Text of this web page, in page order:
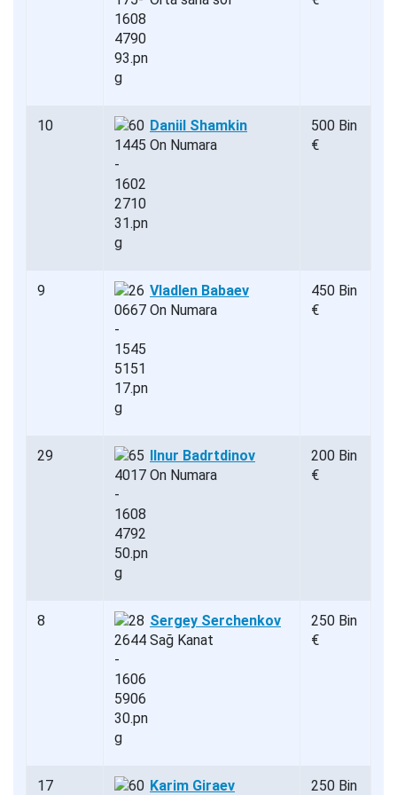
10
Daniil Shamkin
On Numara
500 Bin
€
9
Vladlen Babaev
On Numara
450 Bin
€
29
Ilnur Badrtdinov
On Numara
200 Bin
€
8
Sergey Serchenkov
Sağ Kanat
250 Bin
€
17
Karim Giraev
250 Bin